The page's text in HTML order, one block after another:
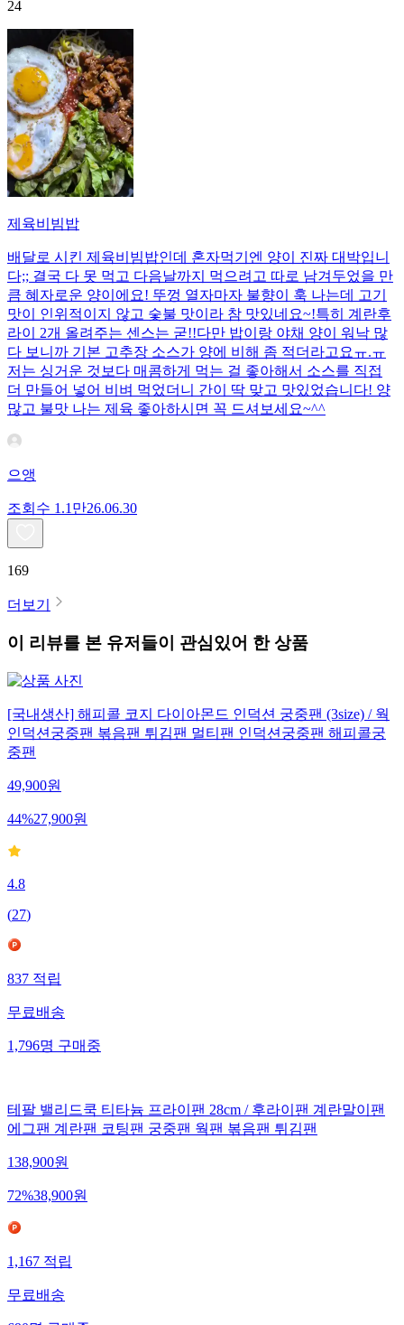
24
제육비빔밥
배달로 시킨 제육비빔밥인데 혼자먹기엔 양이 진짜 대박입니
다;; 결국 다 못 먹고 다음날까지 먹으려고 따로 남겨두었을 만
큼 혜자로운 양이에요! 뚜껑 열자마자 불향이 훅 나는데 고기
맛이 인위적이지 않고 숯불 맛이라 참 맛있네요~!특히 계란후
라이 2개 올려주는 센스는 굳!! ​다만 밥이랑 야채 양이 워낙 많
다 보니까 기본 고추장 소스가 양에 비해 좀 적더라고요ㅠ.ㅠ
저는 싱거운 것보다 매콤하게 먹는 걸 좋아해서 소스를 직접
더 만들어 넣어 비벼 먹었더니 간이 딱 맞고 맛있었습니다! 양
많고 불맛 나는 제육 좋아하시면 꼭 드셔보세요~^^
으앵
조회수 1.1만26.06.30
169
더보기
이 리뷰를 본 유저들이 관심있어 한 상품
[국내생산] 해피콜 코지 다이아몬드 인덕션 궁중팬 (3size) / 웍
인덕션궁중팬 볶음팬 튀김팬 멀티팬 인덕션궁중팬 해피콜궁
중팬
49,900원
44%27,900원
4.8
(27)
837 적립
무료배송
1,796명 구매중
테팔 밸리드쿡 티타늄 프라이팬 28cm / 후라이팬 계란말이팬
에그팬 계란팬 코팅팬 궁중팬 웍팬 볶음팬 튀김팬
138,900원
72%38,900원
1,167 적립
무료배송